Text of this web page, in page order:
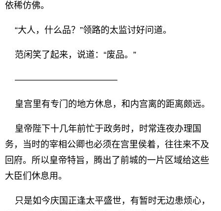
依稀仿佛。
“大人，什么品？”领路的太监讨好问道。
范闲笑了起来，说道：“废品。”
———————————–
皇宫里有专门的地方休息，和内宫离的距离颇远。
皇帝陛下十几年前忙于政务时，时常连夜办理国
务，当时的宰相公卿也必须在宫里侯着，往往来不及
回府。所以皇帝特旨，腾出了前城的一片区域给这些
大臣们休息用。
只是如今庆国正逢太平盛世，有暂时无边患烦心，